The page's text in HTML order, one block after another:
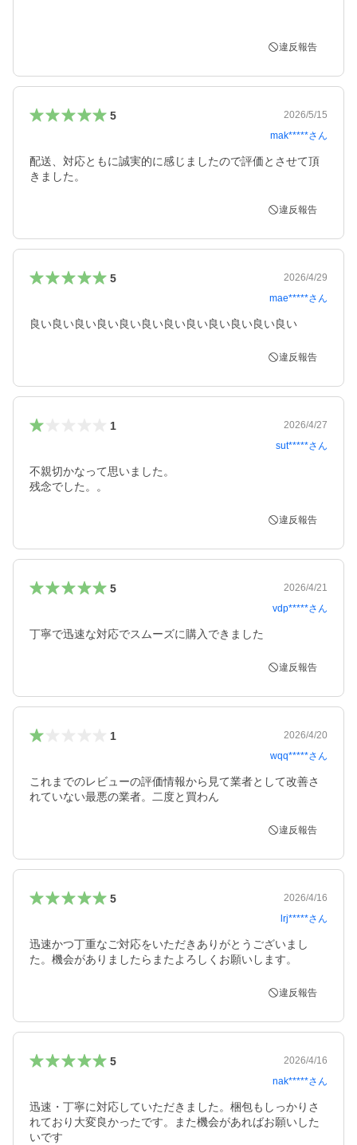
違反報告
5
2026/5/15
mak*****さん
配送、対応ともに誠実的に感じましたので評価とさせて頂
きました。
違反報告
5
2026/4/29
mae*****さん
良い良い良い良い良い良い良い良い良い良い良い良い
違反報告
1
2026/4/27
sut*****さん
不親切かなって思いました。
残念でした。。
違反報告
5
2026/4/21
vdp*****さん
丁寧で迅速な対応でスムーズに購入できました
違反報告
1
2026/4/20
wqq*****さん
これまでのレビューの評価情報から見て業者として改善さ
れていない最悪の業者。二度と買わん
違反報告
5
2026/4/16
lrj*****さん
迅速かつ丁重なご対応をいただきありがとうございまし
た。機会がありましたらまたよろしくお願いします。
違反報告
5
2026/4/16
nak*****さん
迅速・丁寧に対応していただきました。梱包もしっかりさ
れており大変良かったです。また機会があればお願いした
いです